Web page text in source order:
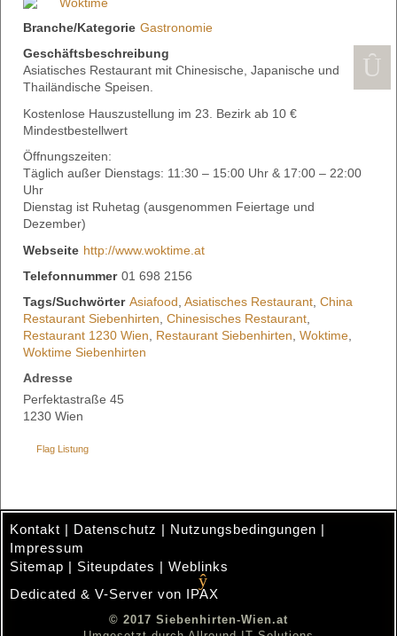
Branche/Kategorie Gastronomie
Geschäftsbeschreibung
Asiatisches Restaurant mit Chinesische, Japanische und
Thailändische Speisen.
Kostenlose Hauszustellung im 23. Bezirk ab 10 €
Mindestbestellwert
Öffnungszeiten:
Täglich außer Dienstags: 11:30 – 15:00 Uhr & 17:00 – 22:00
Uhr
Dienstag ist Ruhetag (ausgenommen Feiertage und
Dezember)
Webseite http://www.woktime.at
Telefonnummer 01 698 2156
Tags/Suchwörter Asiafood Asiatisches Restaurant China
Restaurant Siebenhirten Chinesisches Restaurant
Restaurant 1230 Wien
Restaurant Siebenhirten Woktime
Woktime Siebenhirten
Adresse
Perfektastraße 45
1230 Wien
Flag Listung
Kontakt | Datenschutz | Nutzungsbedingungen |
Impressum
Sitemap | Siteupdates | Weblinks
Dedicated & V-Server von IPAX
© 2017 Siebenhirten-Wien.at